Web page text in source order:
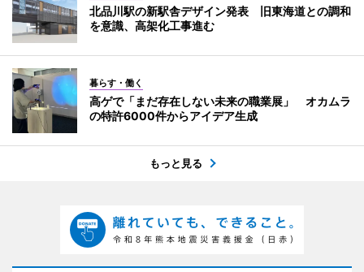
北品川駅の新駅舎デザイン発表 旧東海道との調和
を意識、高架化工事進む
暮らす・働く
高ゲで「まだ存在しない未来の職業展」 オカムラ
の特許6000件からアイデア生成
もっと見る